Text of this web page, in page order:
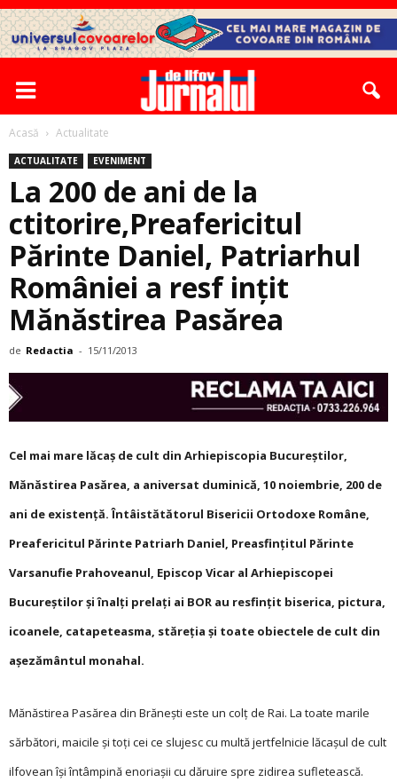
Acasă Actualitate
ACTUALITATE EVENIMENT
La 200 de ani de la
ctitorire,Preafericitul
Părinte Daniel, Patriarhul
României a resf inţit
Mănăstirea Pasărea
de Redactia - 15/11/2013
Cel mai mare lăcaș de cult din Arhiepiscopia Bucureștilor,
Mănăstirea Pasărea, a aniversat duminică, 10 noiembrie, 200 de
ani de existență. Întâistătătorul Bisericii Ortodoxe Române,
Preafericitul Părinte Patriarh Daniel, Preasfințitul Părinte
Varsanufie Prahoveanul, Episcop Vicar al Arhiepiscopei
Bucureștilor și înalți prelați ai BOR au resfințit biserica, pictura,
icoanele, catapeteasma, stăreția și toate obiectele de cult din
așezământul monahal.
Mănăstirea Pasărea din Brănești este un colț de Rai. La toate marile
sărbători, maicile și toți cei ce slujesc cu multă jertfelnicie lăcașul de cult
ilfovean își întâmpină enoriașii cu dăruire spre zidirea sufletească.